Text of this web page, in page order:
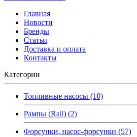
Главная
Новости
Бренды
Статьи
Доставка и оплата
Контакты
Категории
Топливные насосы (10)
Рампы (Rail) (2)
Форсунки, насос-форсунки (57)